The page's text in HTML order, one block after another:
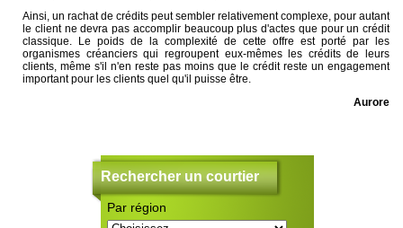
Rechercher un courtier
Par région
Ainsi, un rachat de crédits peut sembler relativement complexe, pour autant
le client ne devra pas accomplir beaucoup plus d'actes que pour un crédit
classique. Le poids de la complexité de cette offre est porté par les
organismes créanciers qui regroupent eux-mêmes les crédits de leurs
clients, même s'il n'en reste pas moins que le crédit reste un engagement
important pour les clients quel qu'il puisse être.
Aurore